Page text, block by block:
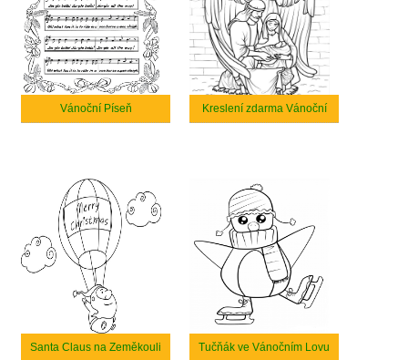
Vánoční Píseň Kreslení zdarma Vánoční
Santa Claus na Zeměkouli Tučňák ve Vánočním Lovu